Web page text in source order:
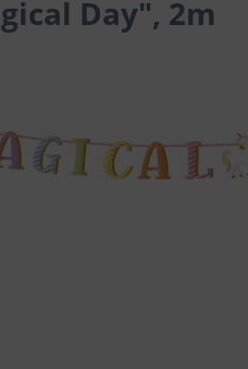
Day", 2m